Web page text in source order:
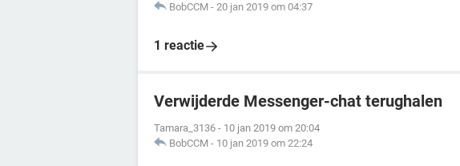
BobCCM - 20 jan 2019 om 04:37
1 reactie
Verwijderde Messenger-chat terughalen
Tamara_3136 - 10 jan 2019 om 20:04
BobCCM - 10 jan 2019 om 22:24